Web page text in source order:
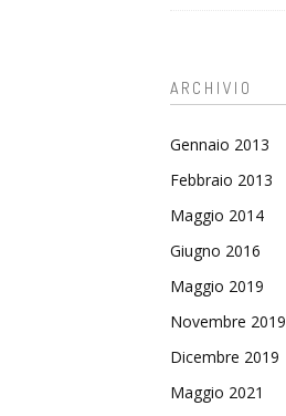
ARCHIVIO
Gennaio 2013
Febbraio 2013
Maggio 2014
Giugno 2016
Maggio 2019
Novembre 2019
Dicembre 2019
Maggio 2021